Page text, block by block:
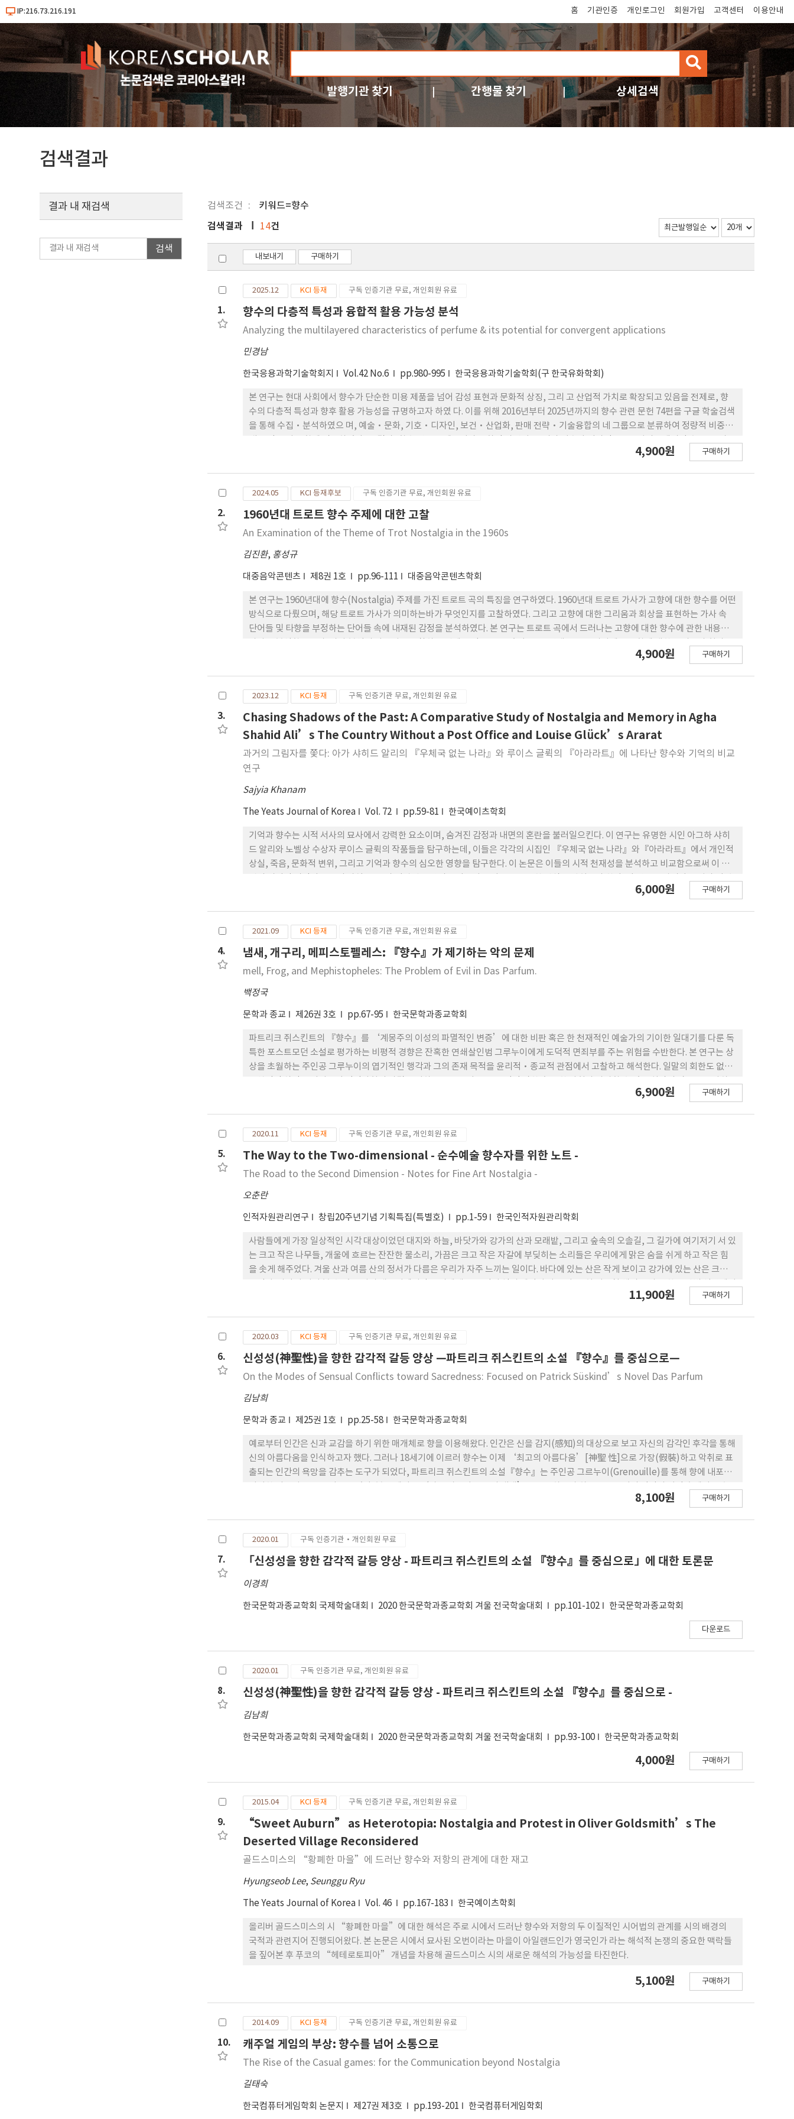
IP:216.73.216.191 홈 기관인증 개인로그인 회원가입 고객센터 이용안내
검
색
발행기관 찾기 간행물 찾기 상세검색
검색결과
검색조건 키워드=향수
결과 내 재검색
검색
검색결과 14건
내보내기 구매하기
1.
2025.12 KCI 등재 구독 인증기관 무료, 개인회원 유료
향수의 다층적 특성과 융합적 활용 가능성 분석
Analyzing the multilayered characteristics of perfume & its potential for convergent applications
민경남
한국응용과학기술학회지 Vol.42 No.6 pp.980-995 한국응용과학기술학회(구 한국유화학회)
본 연구는 현대 사회에서 향수가 단순한 미용 제품을 넘어 감성 표현과 문화적 상징, 그리 고 산업적 가치로 확장되고 있음을 전제로, 향
수의 다층적 특성과 향후 활용 가능성을 규명하고자 하였 다. 이를 위해 2016년부터 2025년까지의 향수 관련 문헌 74편을 구글 학술검색
을 통해 수집·분석하였으 며, 예술·문화, 기호·디자인, 보건·산업화, 판매 전략·기술융합의 네 그룹으로 분류하여 정량적 비중과
디지털 기술과 결합한 판매 전략 등 다양한 관점에서 다층적으로 전개되 고 있음을 확인하였다. 특히 최근에는 디지털 환경 변화에 따라
략과 개인화된 경험 설계가 가능한 핵심 매개체임을 확인하였다. 본 연구는 향수 연구의 흐름을 통합적으로 정리함으로써 감성 디자인과
기술융합 기반 산업 응용을 위한 기초자료 로 활용 될 것으로 사료된다.
4,900원 구매하기
2.
2024.05 KCI 등재후보 구독 인증기관 무료, 개인회원 유료
1960년대 트로트 향수 주제에 대한 고찰
An Examination of the Theme of Trot Nostalgia in the 1960s
김진환, 홍성규
대중음악콘텐츠 제8권 1호 pp.96-111 대중음악콘텐츠학회
본 연구는 1960년대에 향수(Nostalgia) 주제를 가진 트로트 곡의 특징을 연구하였다. 1960년대 트로트 가사가 고향에 대한 향수를 어떤
방식으로 다뤘으며, 해당 트로트 가사가 의미하는바가 무엇인지를 고찰하였다. 그리고 고향에 대한 그리움과 회상을 표현하는 가사 속
단어들 및 타향을 부정하는 단어들 속에 내재된 감정을 분석하였다. 본 연구는 트로트 곡에서 드러나는 고향에 대한 향수에 관한 내용의
리고 가족과 연인에 대한 사랑이 주 로 나타났으며 한국적 정서가 드러나는 시대를 반영한 이야기들을 표현한 단순 명료한 가사로 이 루
는 사람의 감성을 움직이게 하며 향수를 불러일으키지만 시대적 배경과 대중들의 상황과 상태, 염원을 분석한다면 가사에 담긴 함의를
구체적으로 파악할 수 있으며 많은 창작자들이 가사를 분석하는 것에 도움이 될 것이라고 예상한다.
4,900원 구매하기
3.
2023.12 KCI 등재 구독 인증기관 무료, 개인회원 유료
Chasing Shadows of the Past: A Comparative Study of Nostalgia and Memory in Agha
Shahid Ali’s The Country Without a Post Office and Louise Glück’s Ararat
과거의 그림자를 쫓다: 아가 샤히드 알리의 『우체국 없는 나라』와 루이스 글뤽의 『아라라트』에 나타난 향수와 기억의 비교
연구
Sajyia Khanam
The Yeats Journal of Korea Vol. 72 pp.59-81 한국예이츠학회
기억과 향수는 시적 서사의 묘사에서 강력한 요소이며, 숨겨진 감정과 내면의 혼란을 불러일으킨다. 이 연구는 유명한 시인 아그하 샤히
드 알리와 노벨상 수상자 루이스 글뤽의 작품들을 탐구하는데, 이들은 각각의 시집인 『우체국 없는 나라』와『아라라트』에서 개인적
상실, 죽음, 문화적 변위, 그리고 기억과 향수의 심오한 영향을 탐구한다. 이 논문은 이들의 시적 천재성을 분석하고 비교함으로써 이 두
게 향수를 통해 충격적인 경험과 싸우기 위해 그들이 소중히 여겼던 기억들의 거시적 세계를 창조해내는지를 보다 심층적으로 분석한다.
6,000원 구매하기
4.
2021.09 KCI 등재 구독 인증기관 무료, 개인회원 유료
냄새, 개구리, 메피스토펠레스: 『향수』가 제기하는 악의 문제
mell, Frog, and Mephistopheles: The Problem of Evil in Das Parfum.
백정국
문학과 종교 제26권 3호 pp.67-95 한국문학과종교학회
파트리크 쥐스킨트의 『향수』를 ‘계몽주의 이성의 파멸적인 변증’에 대한 비판 혹은 한 천재적인 예술가의 기이한 일대기를 다룬 독
특한 포스트모던 소설로 평가하는 비평적 경향은 잔혹한 연쇄살인범 그루누이에게 도덕적 면죄부를 주는 위험을 수반한다. 본 연구는 상
상을 초월하는 주인공 그루누이의 엽기적인 행각과 그의 존재 목적을 윤리적·종교적 관점에서 고찰하고 해석한다. 일말의 회한도 없이
기 위한 수단적 존재의 범주를 벗어난다. ‘악마개구리’ 그루누이는 메피스토펠레스에 버금가는 교활함과 술수로 내러티브의 표면을
러디 한다. 그루누이가 제 몸을 제물로 바쳐 주제하는 ‘식인의식’은 악의 종말이 아니라 악의 귀환을 암시한다. 『향수』는 악에 대한
무관심과 망각이 악을 초대하 는 치명적인 유혹의 향기임을 음산하게 일깨운다.
6,900원 구매하기
5.
2020.11 KCI 등재 구독 인증기관 무료, 개인회원 유료
The Way to the Two-dimensional - 순수예술 향수자를 위한 노트 -
The Road to the Second Dimension - Notes for Fine Art Nostalgia -
오춘란
인적자원관리연구 창립20주년기념 기획특집(특별호) pp.1-59 한국인적자원관리학회
사람들에게 가장 일상적인 시각 대상이었던 대지와 하늘, 바닷가와 강가의 산과 모래밭, 그리고 숲속의 오솔길, 그 길가에 여기저기 서 있
는 크고 작은 나무들, 개울에 흐르는 잔잔한 물소리, 가끔은 크고 작은 자갈에 부딪히는 소리들은 우리에게 맑은 숨을 쉬게 하고 작은 힘
을 솟게 해주었다. 겨울 산과 여름 산의 정서가 다름은 우리가 자주 느끼는 일이다. 바다에 있는 산은 작게 보이고 강가에 있는 산은 크게
부터 검 짙은 갈색으로 변할 때까지 지켜본다는 것도 자연의 일부분을 충분히 경험하는 방법이라고 생각했다. 그러나 지금은 아파트로 둘
가 하고 싶은 말은 그런 것도 중요하지만 3차원의 세계에서 살고 있는 우리가 생홣 밖의 일도 저지를 수 있다는 것이다. 상상, 공상, 환상,
망상, 그리고 창의적 발상의 요람이 될 수 있다는 것이다. 그것을 표현하는 방법은 각자 다를 수 있다. 이를테면 글자로 쓰는 것, 선으로 그
는 알고 있고 볼 수도 있다. 암각화, 벽화, 골각화 등등. 캄캄한 동굴 안에, 거대한 암석에 그러한 그림들을 그린 이유가 무엇이었을까, 무
슨 도구를 사용했으며 누구를 향한 절규였을까. 필경 목숨을 걸고 그런 일을 했다면, 생각할수록 더 궁금해지지 않을 수 없다. 그런데 필자
이거나 철학적인 얘기를 꺼내면 밥 맛 없는 소리 한다고 치부 하는 경우가 많기 때문이다. 자기 자신을 잘 모르고, 우리 역사를 잘 모르고,
인류의 역사를 잘 몰라도 우리는 잘 먹고 잘 살고 있기 때문인 것 같다. 철학에 물리적 실체가 있다면 아마 예술이라는 걸로 표현될 것이다.
어떤 모습, 무슨 색깔, 무슨 구상이 든 그것을 표현하는 것은 오롯이 작가 자신일 것이다. 관람객이 작품을 그저 쓱 쳐다본다면 그 작품은
같은 위치와 같은 장면만 보여준다. 관람객의 사회적 위치나 시선과는 상관없이 민 낮의 정서로 그 사람 과 마주친다. 그러면 관람객은 그
림 속의 사심을 자기의 마음으로 하나씩 벗겨낸 다음 맨 마지막으로 보 통 이렇게 이야기 한다. “이게 뭐야? 나도 할 수 있겠다!” 그러고
알고 있다. 물풀에 잠시 앉아 있는 까만 잠자리나 빨간 고추잠자리가 하는 일은 같을지도 모른다. 그래서 지구상에 모든 생명은 ‘질
11,900원 구매하기
6.
2020.03 KCI 등재 구독 인증기관 무료, 개인회원 유료
신성성(神聖性)을 향한 감각적 갈등 양상 —파트리크 쥐스킨트의 소설 『향수』를 중심으로—
On the Modes of Sensual Conflicts toward Sacredness: Focused on Patrick Süskind’s Novel Das Parfum
김남희
문학과 종교 제25권 1호 pp.25-58 한국문학과종교학회
예로부터 인간은 신과 교감을 하기 위한 매개체로 향을 이용해왔다. 인간은 신을 감지(感知)의 대상으로 보고 자신의 감각인 후각을 통해
신의 아름다움을 인식하고자 했다. 그러나 18세기에 이르러 향수는 이제 ‘최고의 아름다움’[神聖 性]으로 가장(假裝)하고 악취로 표
출되는 인간의 욕망을 감추는 도구가 되었다, 파트리크 쥐스킨트의 소설『향수』는 주인공 그르누이(Grenouille)를 통해 향에 내포된
되는 인간의 위선과 기만의 양상을 살펴보았다. 나아가 그 ‘아름다운 신의 냄새’를 소유하려고 한 것이 곧 신성성을 향한 감각의 변질
8,100원 구매하기
7.
2020.01 구독 인증기관·개인회원 무료
「신성성을 향한 감각적 갈등 양상 - 파트리크 쥐스킨트의 소설 『향수』를 중심으로」에 대한 토론문
이경희
한국문학과종교학회 국제학술대회 2020 한국문학과종교학회 겨울 전국학술대회 pp.101-102 한국문학과종교학회
다운로드
8.
2020.01 구독 인증기관 무료, 개인회원 유료
신성성(神聖性)을 향한 감각적 갈등 양상 - 파트리크 쥐스킨트의 소설 『향수』를 중심으로 -
김남희
한국문학과종교학회 국제학술대회 2020 한국문학과종교학회 겨울 전국학술대회 pp.93-100 한국문학과종교학회
4,000원 구매하기
9.
2015.04 KCI 등재 구독 인증기관 무료, 개인회원 유료
“Sweet Auburn” as Heterotopia: Nostalgia and Protest in Oliver Goldsmith’s The
Deserted Village Reconsidered
골드스미스의 “황폐한 마을”에 드러난 향수와 저항의 관계에 대한 재고
Hyungseob Lee, Seunggu Ryu
The Yeats Journal of Korea Vol. 46 pp.167-183 한국예이츠학회
올리버 골드스미스의 시 “황폐한 마을”에 대한 해석은 주로 시에서 드러난 향수와 저항의 두 이질적인 시어법의 관계를 시의 배경의
국적과 관련지어 진행되어왔다. 본 논문은 시에서 묘사된 오번이라는 마을이 아일랜드인가 영국인가 라는 해석적 논쟁의 중요한 맥락들
을 짚어본 후 푸코의 “헤테로토피아” 개념을 차용해 골드스미스 시의 새로운 해석의 가능성을 타진한다.
5,100원 구매하기
10.
2014.09 KCI 등재 구독 인증기관 무료, 개인회원 유료
캐주얼 게임의 부상: 향수를 넘어 소통으로
The Rise of the Casual games: for the Communication beyond Nostalgia
길태숙
한국컴퓨터게임학회 논문지 제27권 제3호 pp.193-201 한국컴퓨터게임학회